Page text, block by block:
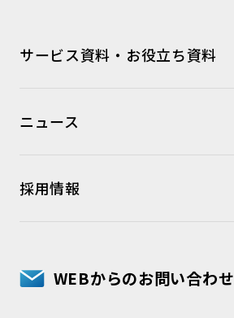
サービス資料・お役立ち資料
ニュース
採用情報
WEBからのお問い合わせ